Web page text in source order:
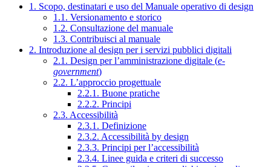
1. Scopo, destinatari e uso del Manuale operativo di design
1.1. Versionamento e storico
1.2. Consultazione del manuale
1.3. Contribuisci al manuale
2. Introduzione al design per i servizi pubblici digitali
2.1. Design per l’amministrazione digitale (e-
government)
2.2. L’approccio progettuale
2.2.1. Buone pratiche
2.2.2. Principi
2.3. Accessibilità
2.3.1. Definizione
2.3.2. Accessibilità by design
2.3.3. Principi per l’accessibilità
2.3.4. Linee guida e criteri di successo